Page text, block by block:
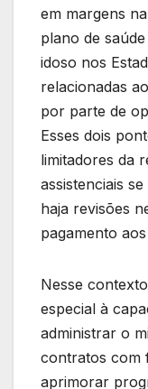
em margens
plano de
idoso nos
relacionadas
por parte de
Esses dois
limitadores da
assistenciais
haja revisões
pagamento
Nesse
especial à
administrar o
contratos com
aprimorar